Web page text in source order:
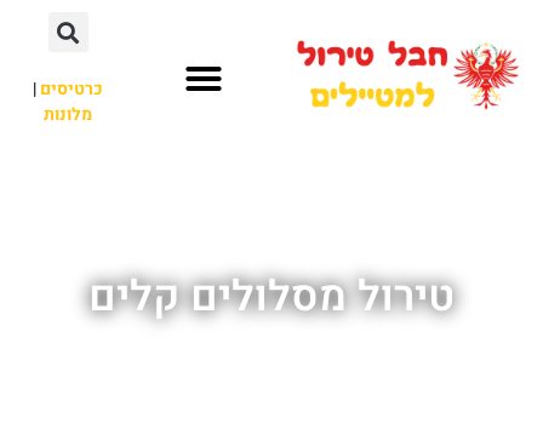
כרטיסים|
מלונות
טירול מסלולים קלים